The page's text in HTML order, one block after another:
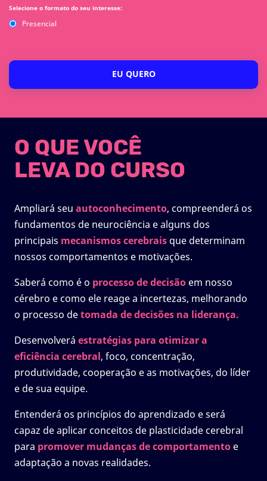
Selecione o formato do seu interesse:
Presencial
EU QUERO
O QUE VOCÊ
LEVA DO CURSO
Ampliará seu autoconhecimento, compreenderá os
fundamentos de neurociência e alguns dos
principais mecanismos cerebrais que determinam
nossos comportamentos e motivações.
Saberá como é o processo de decisão em nosso
cérebro e como ele reage a incertezas, melhorando
o processo detomada de decisões na liderança.
Desenvolverá estratégias para otimizar a
eficiência cerebral, foco, concentração,
produtividade, cooperação e as motivações, do líder
e de sua equipe.
Entenderá os princípios do aprendizado e será
capaz de aplicar conceitos de plasticidade cerebral
para promover mudanças de comportamento e
adaptação a novas realidades.